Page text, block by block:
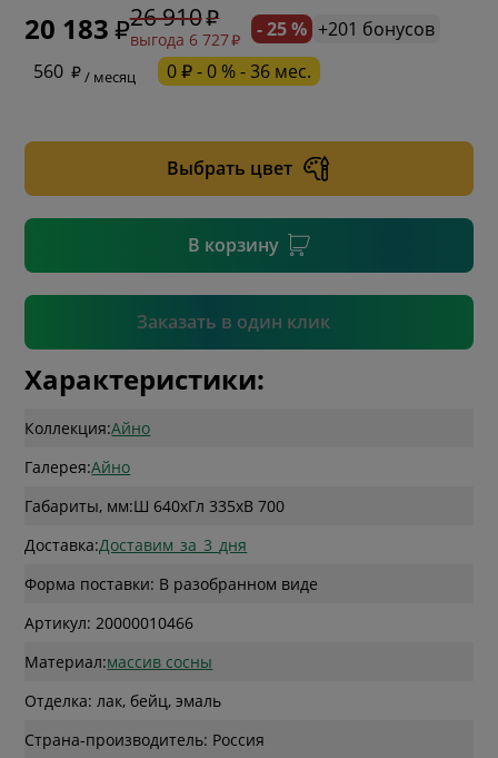
20 183 26 910
выгода 6 727 - 25 % +201 бонусов
560
/ месяц 0 ₽ - 0 % - 36 мес.
Выбрать цвет
В корзину
Заказать в один клик
* обязательное поле
* необязательное поле
Подтвердить
Характеристики:
Коллекция:Айно
Галерея:Айно
Габариты, мм:Ш 640xГл 335xВ 700
Доставка:Доставим_за_3_дня
Форма поставки: В разобранном виде
Артикул: 20000010466
Материал:массив сосны
Отделка: лак, бейц, эмаль
Страна-производитель: Россия